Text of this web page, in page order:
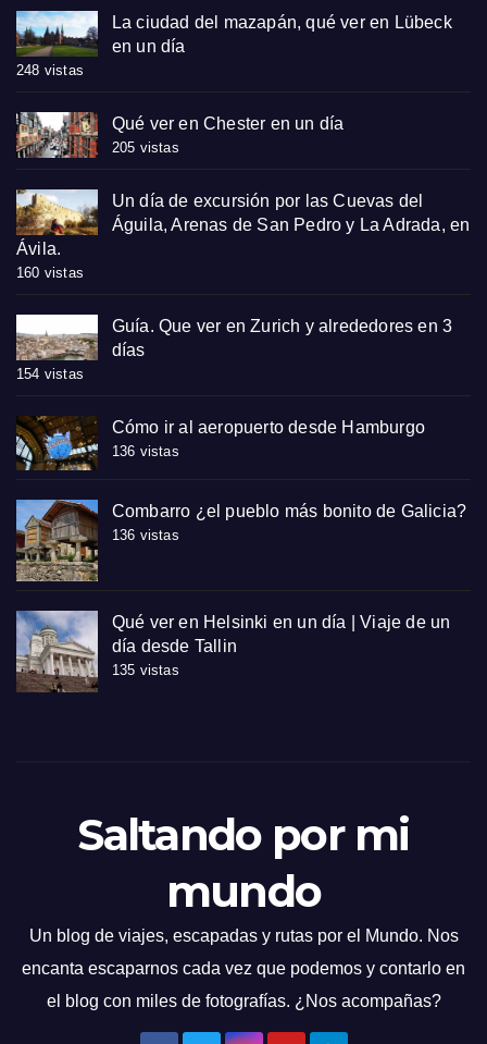
La ciudad del mazapán, qué ver en Lübeck
en un día
248 vistas
Qué ver en Chester en un día
205 vistas
Un día de excursión por las Cuevas del
Águila, Arenas de San Pedro y La Adrada, en
Ávila.
160 vistas
Guía. Que ver en Zurich y alrededores en 3
días
154 vistas
Cómo ir al aeropuerto desde Hamburgo
136 vistas
Combarro ¿el pueblo más bonito de Galicia?
136 vistas
Qué ver en Helsinki en un día | Viaje de un
día desde Tallin
135 vistas
Saltando por mi
mundo
Un blog de viajes, escapadas y rutas por el Mundo. Nos
encanta escaparnos cada vez que podemos y contarlo en
el blog con miles de fotografías. ¿Nos acompañas?